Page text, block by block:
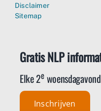
Disclaimer
Sitemap
Gratis NLP
Elke 2e
Inschrijven